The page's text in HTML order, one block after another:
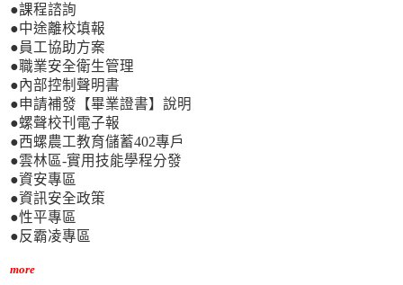
●課程諮詢
●中途離校填報
●員工協助方案
●職業安全衛生管理
●內部控制聲明書
●申請補發【畢業證書】說明
●螺聲校刊電子報
●西螺農工教育儲蓄402專戶
●雲林區-實用技能學程分發
●資安專區
●資訊安全政策
●性平專區
●反霸凌專區
more